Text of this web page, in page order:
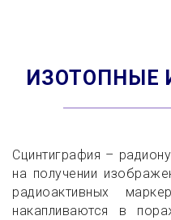
ИЗОТОПНЫЕ
Сцинтиграфия –
на получении
радиоактивных
накапливаются в